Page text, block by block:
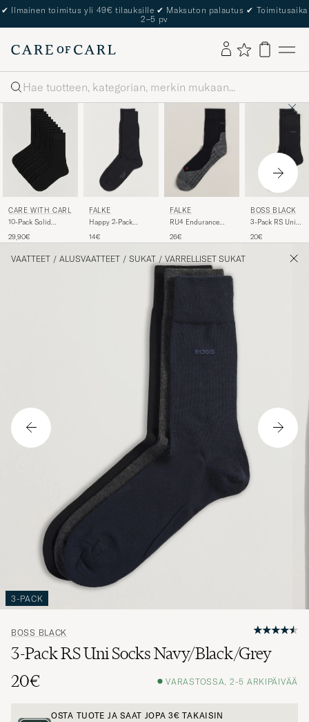
✔ Ilmainen toimitus yli 49€ tilauksille ✔ Maksuton palautus ✔ Toimitusaika
2–5 pv
Haku
CARE WITH CARL
10-Pack Solid
BLACK
29,90€
FALKE
Happy 2-Pack
14€
FALKE
RU4 Endurance
Black Mix
26€
BOSS BLACK
3-Pack RS Uni
20€
VAATTEET / ALUSVAATTEET / SUKAT / VARRELLISET SUKAT
3-PACK
BOSS BLACK
3-Pack RS Uni Socks Navy/Black/Grey
20€
VARASTOSSA, 2-5 ARKIPÄIVÄÄ
OSTA TUOTE JA SAAT JOPA3€ TAKAISIN